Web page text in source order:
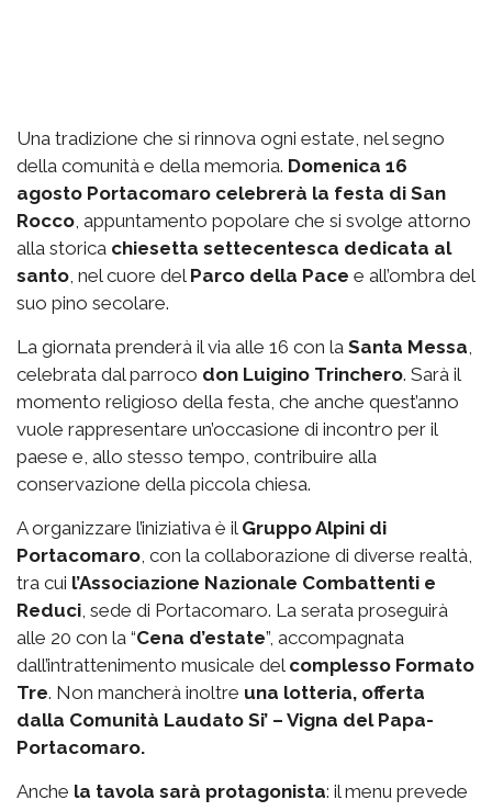
Una tradizione che si rinnova ogni estate, nel segno
della comunità e della memoria. Domenica 16
agosto Portacomaro celebrerà la festa di San
Rocco , appuntamento popolare che si svolge attorno
alla storica chiesetta settecentesca dedicata al
santo , nel cuore del Parco della Pace e all’ombra del
suo pino secolare.
La giornata prenderà il via alle 16 con la Santa Messa
celebrata dal parroco don Luigino Trinchero. Sarà il
momento religioso della festa, che anche quest’anno
vuole rappresentare un’occasione di incontro per il
paese e, allo stesso tempo, contribuire alla
conservazione della piccola chiesa.
A organizzare l’iniziativa è il Gruppo Alpini di
Portacomaro , con la collaborazione di diverse realtà,
tra cui l’Associazione Nazionale Combattenti e
Reduci , sede di Portacomaro. La serata proseguirà
alle 20 con la “Cena d’estate”, accompagnata
dall’intrattenimento musicale del complesso Formato
Tre. Non mancherà inoltre una lotteria, offerta
dalla Comunità Laudato Si’ – Vigna del Papa-
Portacomaro.
Anche la tavola sarà protagonista: il menu prevede